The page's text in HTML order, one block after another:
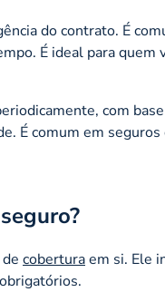
do contrato. É
É ideal para
com
É comum em
coberturaem si. Ele